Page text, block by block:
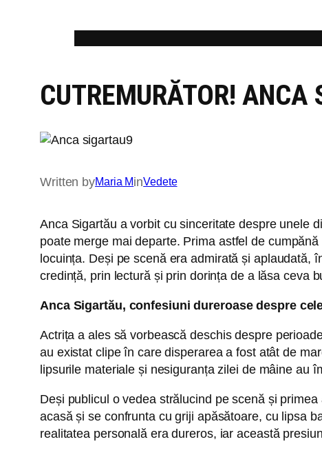
CUTREMURĂTOR!
Written byMaria MinVedete
Anca Sigartău a vorbit cu sinceritate despre unele
poate merge mai departe. Prima astfel de
locuința. Deși pe scenă era admirată și aplaudată,
credință, prin lectură și prin dorința de a lăsa ceva
Anca Sigartău, confesiuni dureroase despre
Actrița a ales să vorbească deschis despre
au existat clipe în care disperarea a fost atât de
lipsurile materiale și nesiguranța zilei de mâine au
Deși publicul o vedea strălucind pe scenă și
acasă și se confrunta cu griji apăsătoare, cu lipsa
realitatea personală era dureros, iar această